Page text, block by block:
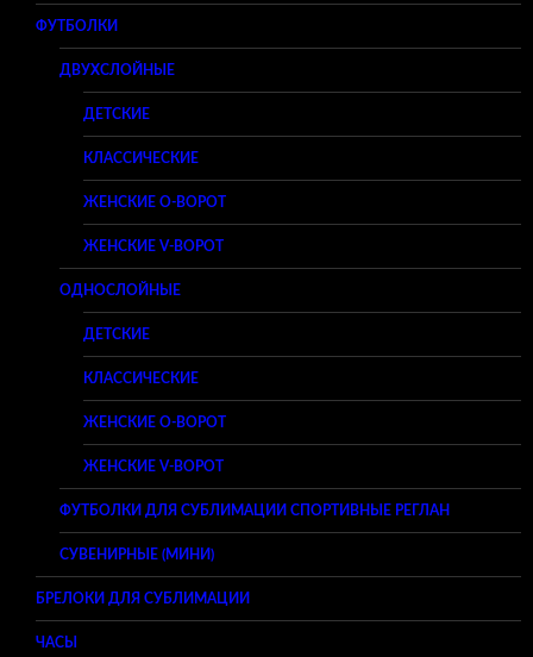
ФУТБОЛКИ
ДВУХСЛОЙНЫЕ
ДЕТСКИЕ
КЛАССИЧЕСКИЕ
ЖЕНСКИЕ O-ВОРОТ
ЖЕНСКИЕ V-ВОРОТ
ОДНОСЛОЙНЫЕ
ДЕТСКИЕ
КЛАССИЧЕСКИЕ
ЖЕНСКИЕ O-ВОРОТ
ЖЕНСКИЕ V-ВОРОТ
ФУТБОЛКИ ДЛЯ СУБЛИМАЦИИ СПОРТИВНЫЕ РЕГЛАН
СУВЕНИРНЫЕ (МИНИ)
БРЕЛОКИ ДЛЯ СУБЛИМАЦИИ
ЧАСЫ